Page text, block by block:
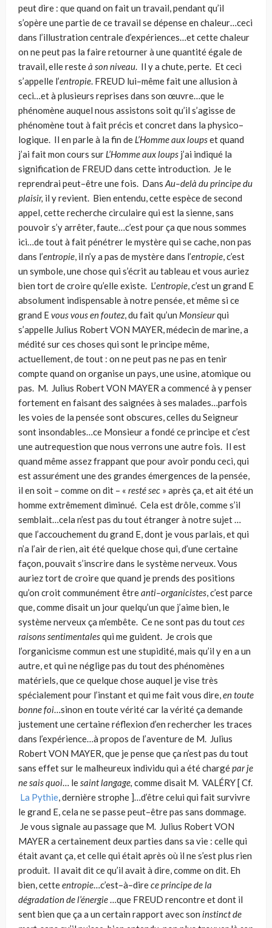
peut dire : que quand on fait un travail, pendant qu’il
s’opère une partie de ce travail se dépense en chaleur…ceci
dans l’illustration centrale d’expériences…et cette chaleur
on ne peut pas la faire retourner à une quantité égale de
travail, elle resteà son niveau. Il y a chute, perte. Et ceci
s’appelle l’entropie. FREUD lui–même fait une allusion à
ceci…et à plusieurs reprises dans son œuvre…que le
phénomène auquel nous assistons soit qu’il s’agisse de
phéno­mène tout à fait précis et concret dans la physico–
logique. Il en parle à la fin de L’Homme aux loupset quand
j’ai fait mon cours sur L’Homme aux loups j’ai indiqué la
signification de FREUD dans cette introduction. Je le
reprendrai peut–être une fois. Dans Au–delà du principe du
plaisir, il y revient. Bien entendu, cette espèce de second
appel, cette recherche circulaire qui est la sienne, sans
pouvoir s’y arrêter, faute…c’est pour ça que nous sommes
ici…de tout à fait péné­trer le mystère qui se cache, non pas
dans l’entropie, il n’y a pas de mystère dans l’entropie, c’est
un symbole, une chose qui s’écrit au tableau et vous auriez
bien tort de croire qu’elle existe. L’entropie, c’est un grand E
absolument indispen­sable à notre pensée, et même si ce
grand Evous vous en foutez, du fait qu’un Monsieurqui
s’appelle Julius Robert VON MAYER, médecin de marine, a
médité sur ces choses qui sont le principe même,
actuellement, de tout : on ne peut pas ne pas en tenir
compte quand on organise un pays, une usine, atomique ou
pas. M. Julius Robert VON MAYER a commencé à y penser
fortement en faisant des saignées à ses malades…parfois
les voies de la pensée sont obscures, celles du Seigneur
sont insondables…ce Monsieur a fondé ce principe et c’est
une autrequestion que nous verrons une autre fois. Il est
quand même assez frappant que pour avoir pondu ceci, qui
est assurément une des grandes émergences de la pensée,
il en soit – comme on dit – « resté sec » après ça, et ait été un
homme extrê­mement diminué. Cela est drôle, comme s’il
semblait…cela n’est pas du tout étranger à notre sujet …
que l’accouchement du grand E, dont je vous parlais, et qui
n’a l’air de rien, ait été quelque chose qui, d’une certaine
façon, pouvait s’inscrire dans le système nerveux. Vous
auriez tort de croire que quand je prends des positions
qu’on croit communément êtreanti–organicistes, c’est parce
que, comme disait un jour quelqu’un que j’aime bien, le
système nerveux ça m’embête. Ce ne sont pas du toutces
raisons sentimentalesqui me guident. Je crois que
l’organicisme com­mun est une stupidité, mais qu’il y en a un
autre, et qui ne néglige pas du tout des phénomènes
matériels, que ce quelque chose auquel je vise très
spéciale­ment pour l’instant et qui me fait vous dire,en toute
bonne foi…sinon en toute vérité car la vérité ça demande
justement une certaine réflexion d’en rechercher les traces
dans l’expérience…à propos de l’aventure de M. Julius
Robert VON MAYER, que je pense que ça n’est pas du tout
sans effet sur le malheureux indi­vidu qui a été chargépar je
ne sais quoi… lesaint langage, comme disait M. VALÉRY [ Cf.
La Pythie, dernière strophe ]…d’être celui qui fait survivre
le grand E, cela ne se passe peut–être pas sans dommage.
Je vous signale au passage que M. Julius Robert VON
MAYER a certainement deux parties dans sa vie : celle qui
était avant ça, et celle qui était après où il ne s’est plus rien
produit. Il avait dit ce qu’il avait à dire, comme on dit. Eh
bien, cetteentropie…c’est–à–direce principe de la
dégradation de l’énergie…que FREUD rencontre et dont il
sent bien que ça a un certain rapport avec son instinct de